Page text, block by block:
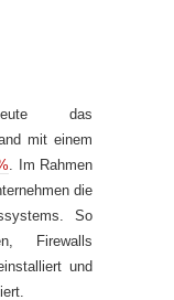
das
mit einem
. Im Rahmen
die
So
Firewalls
und